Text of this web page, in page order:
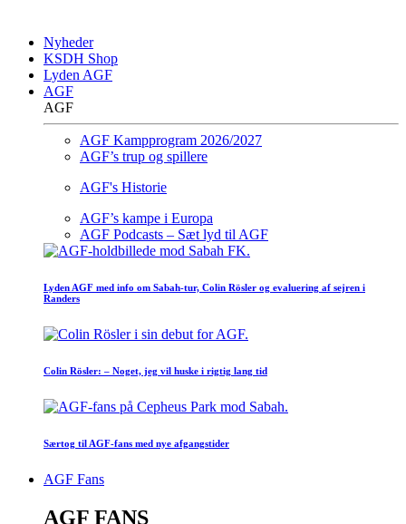
Nyheder
KSDH Shop
Lyden AGF
AGF
AGF
AGF Kampprogram 2026/2027
AGF’s trup og spillere
AGF's Historie
AGF’s kampe i Europa
AGF Podcasts – Sæt lyd til AGF
Lyden AGF med info om Sabah-tur, Colin Rösler og evaluering af sejren i
Randers
Colin Rösler: – Noget, jeg vil huske i rigtig lang tid
Særtog til AGF-fans med nye afgangstider
AGF Fans
AGF FANS